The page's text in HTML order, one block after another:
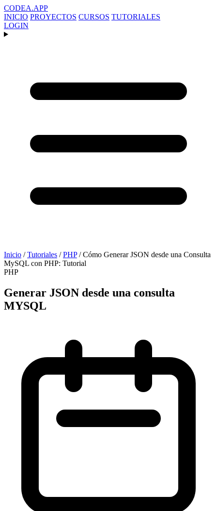
CODEA.APP
INICIO PROYECTOS CURSOS TUTORIALES
LOGIN
Inicio / Tutoriales / PHP / Cómo Generar JSON desde una Consulta
MySQL con PHP: Tutorial
PHP
Generar JSON desde una consulta
MYSQL